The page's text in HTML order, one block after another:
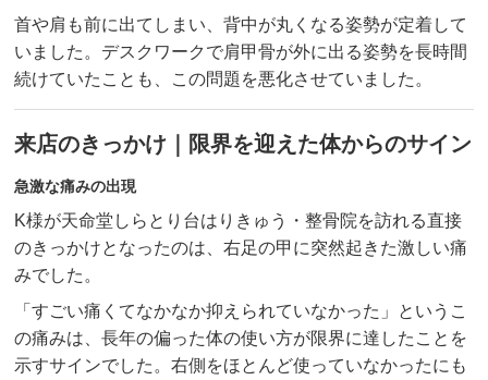
首や肩も前に出てしまい、背中が丸くなる姿勢が定着して
いました。デスクワークで肩甲骨が外に出る姿勢を長時間
続けていたことも、この問題を悪化させていました。
来店のきっかけ｜限界を迎えた体からのサイン
急激な痛みの出現
K様が天命堂しらとり台はりきゅう・整骨院を訪れる直接
のきっかけとなったのは、右足の甲に突然起きた激しい痛
みでした。
「すごい痛くてなかなか抑えられていなかった」というこ
の痛みは、長年の偏った体の使い方が限界に達したことを
示すサインでした。右側をほとんど使っていなかったにも